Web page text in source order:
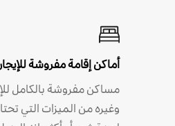
أماكن إقامة مفروشة للإيجار
مساكن مفروشة بالكامل
وغيره من الميزات التي